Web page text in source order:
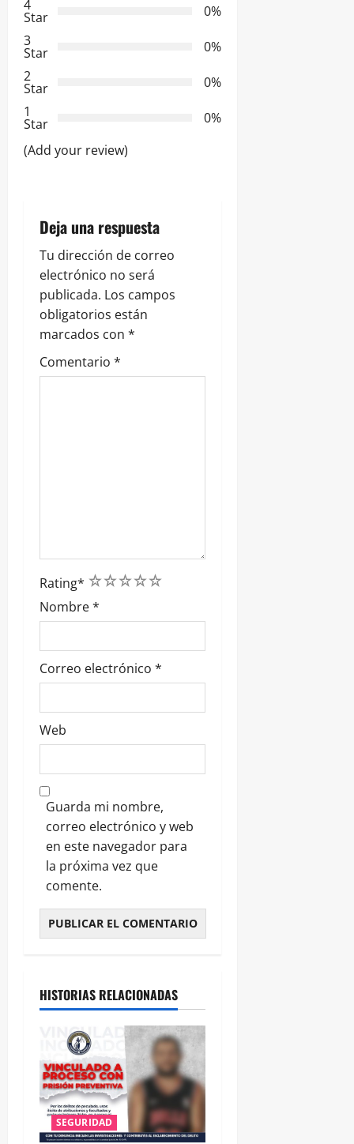
i
ó
n
d
e
n
t
r
a
d
a
4
Star
0%
3
Star
0%
2
Star
0%
1
Star
0%
(Add your review)
Deja una respuesta
Tu dirección de correo
electrónico no será
publicada. Los campos
obligatorios están
marcados con *
Comentario *
Rating* 5
4
3
2
1
Nombre*
Correo electrónico *
Web
Guarda mi nombre,
correo electrónico y web
en este navegador para
la próxima vez que
comente.
HISTORIAS RELACIONADAS
SEGURIDAD